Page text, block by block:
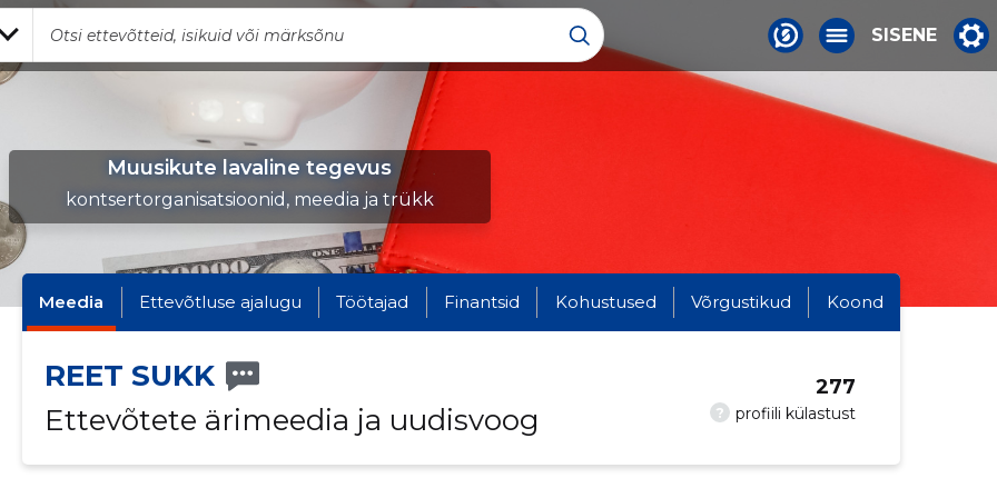
SISENE
Muusikute lavaline tegevus
kontsertorganisatsioonid, meedia ja trükk
Meedia Ettevõtluse ajalugu Töötajad Finantsid Kohustused Võrgustikud Koond
REET SUKK
Ettevõtete ärimeedia ja uudisvoog
? profiili külastust
277